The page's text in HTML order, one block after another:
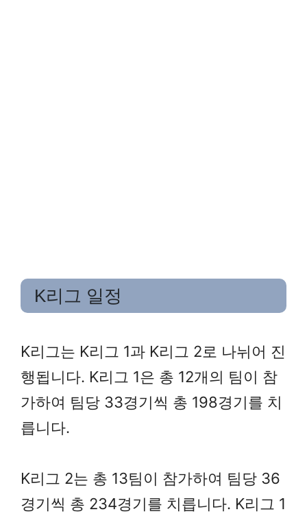
K리그 일정
K리그는 K리그 1과 K리그 2로 나뉘어 진
행됩니다. K리그 1은 총 12개의 팀이 참
가하여 팀당 33경기씩 총 198경기를 치
릅니다.
K리그 2는 총 13팀이 참가하여 팀당 36
경기씩 총 234경기를 치릅니다. K리그 1